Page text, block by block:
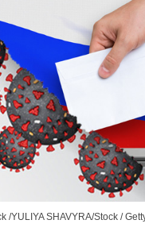
/YULIYA SHAVYRA/Stock /